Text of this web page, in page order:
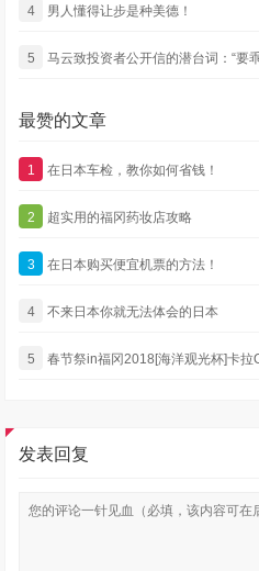
4 男人懂得让步是种美德！
5 马云致投资者公开信的潜台词：“要
最赞的文章
1 在日本车检，教你如何省钱！
2 超实用的福冈药妆店攻略
3 在日本购买便宜机票的方法！
4 不来日本你就无法体会的日本
5 春节祭in福冈2018[海洋观光杯]卡拉
发表回复